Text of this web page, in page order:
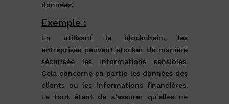
données.
Exemple :
En utilisant la blockchain, les
entreprises peuvent stocker de manière
sécurisée les informations sensibles.
Cela concerne en partie les données des
clients ou les informations financières.
Le tout étant de s’assurer qu’elles ne